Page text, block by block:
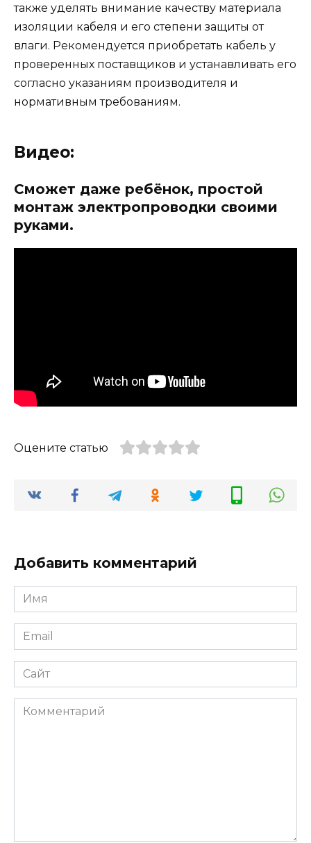
также уделять внимание качеству материала
изоляции кабеля и его степени защиты от
влаги. Рекомендуется приобретать кабель у
проверенных поставщиков и устанавливать его
согласно указаниям производителя и
нормативным требованиям.
Видео:
Сможет даже ребёнок, простой
монтаж электропроводки своими
руками.
Оцените статью
Добавить комментарий
Имя
*
Email
*
Сайт
Комментарий